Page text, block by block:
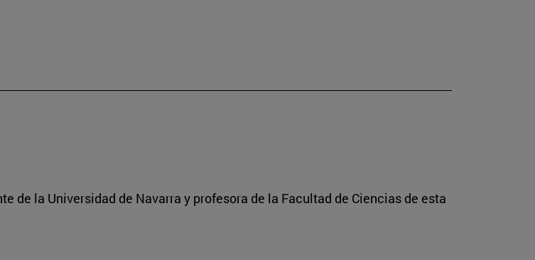
de la Universidad de Navarra y profesora de la Facultad de Ciencias de esta